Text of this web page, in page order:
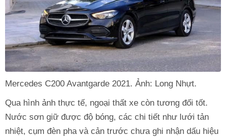
Mercedes C200 Avantgarde 2021. Ảnh: Long Nhựt.
Qua hình ảnh thực tế, ngoại thất xe còn tương đối tốt.
Nước sơn giữ được độ bóng, các chi tiết như lưới tản
nhiệt, cụm đèn pha và cản trước chưa ghi nhận dấu hiệu